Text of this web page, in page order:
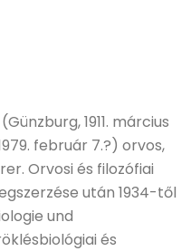
1911. március
február 7.?) orvos,
Orvosi és filozófiai
után 1934-től
und
és